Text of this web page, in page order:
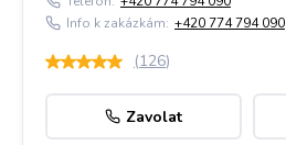
Info k zakázkám: +420 774 794 090
(126)
Zavolat